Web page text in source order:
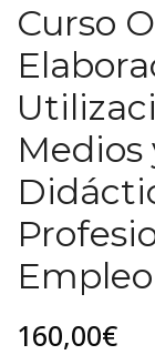
Curso
Medios
160,00€